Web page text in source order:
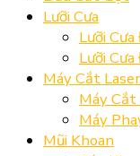
Lưỡi Cưa
Lưỡi
Lưỡi
Máy Cắt
Máy Cắt
Máy
Mũi Khoan